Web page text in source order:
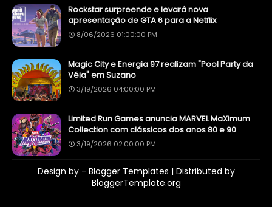
Rockstar surpreende e levará nova
apresentação de GTA 6 para a Netflix
8/06/2026 01:00:00 PM
Magic City e Energia 97 realizam "Pool Party da
Véia" em Suzano
3/19/2026 04:00:00 PM
Limited Run Games anuncia MARVEL MaXimum
Collection com clássicos dos anos 80 e 90
3/19/2026 02:00:00 PM
Design by - Blogger Templates | Distributed by
BloggerTemplate.org